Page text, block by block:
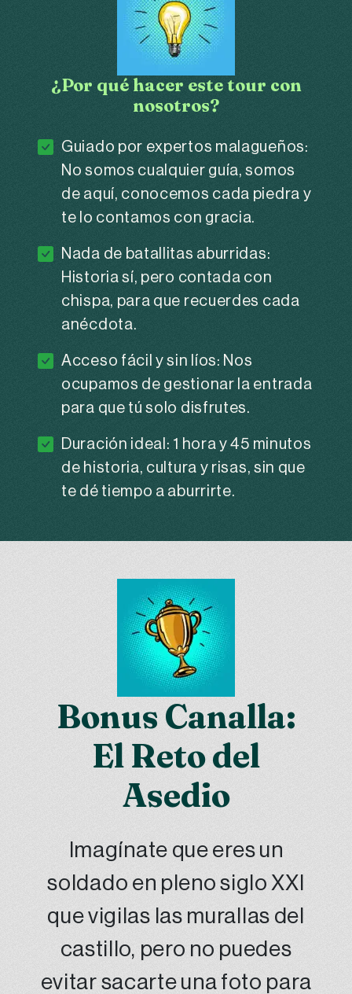
¿Por qué hacer este tour con
nosotros?
Guiado por expertos malagueños:
No somos cualquier guía, somos
de aquí, conocemos cada piedra y
te lo contamos con gracia.
Nada de batallitas aburridas:
Historia sí, pero contada con
chispa, para que recuerdes cada
anécdota.
Acceso fácil y sin líos: Nos
ocupamos de gestionar la entrada
para que tú solo disfrutes.
Duración ideal: 1 hora y 45 minutos
de historia, cultura y risas, sin que
te dé tiempo a aburrirte.
Bonus Canalla:
El Reto del
Asedio
Imagínate que eres un
soldado en pleno siglo XXI
que vigilas las murallas del
castillo, pero no puedes
evitar sacarte una foto para